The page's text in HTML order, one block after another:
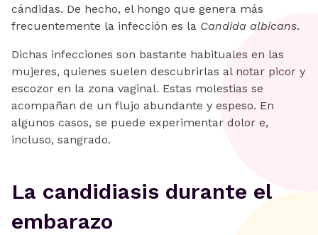
cándidas. De hecho, el hongo que genera más
frecuentemente la infección es la Candida albicans.
Dichas infecciones son bastante habituales en las
mujeres, quienes suelen descubrirlas al notar picor y
escozor en la zona vaginal. Estas molestias se
acompañan de un flujo abundante y espeso. En
algunos casos, se puede experimentar dolor e,
incluso, sangrado.
La candidiasis durante el
embarazo